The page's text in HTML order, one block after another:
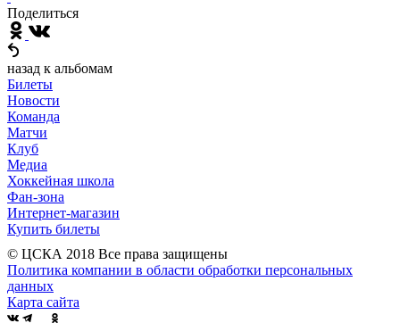
Поделиться
назад к альбомам
Билеты
Новости
Команда
Матчи
Клуб
Медиа
Хоккейная школа
Фан-зона
Интернет-магазин
Купить билеты
© ЦСКА 2018 Все права защищены
Политика компании в области обработки персональных
данных
Карта сайта